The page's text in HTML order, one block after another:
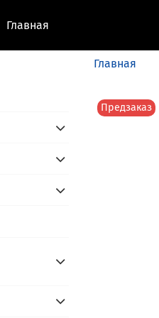
Главная
Главная
Предзаказ